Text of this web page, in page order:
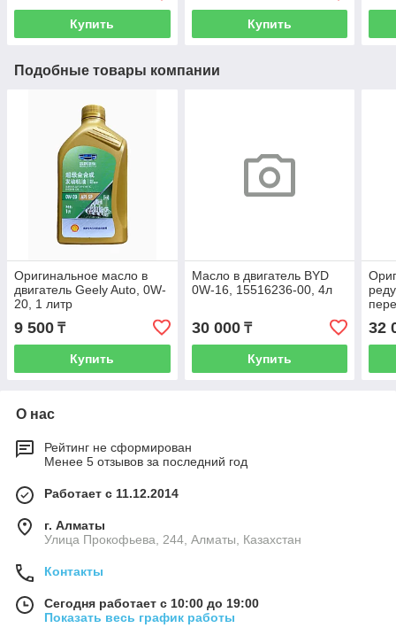
Купить Купить
Подобные товары компании
Оригинальное масло в
двигатель Geely Auto, 0W-
20, 1 литр
9 500 ₸
Купить
Масло в двигатель BYD
0W-16, 15516236-00, 4л
30 000₸
Купить
32
О нас
Рейтинг не сформирован
Менее 5 отзывов за последний год
Работает с 11.12.2014
г. Алматы
​Улица Прокофьева, 244, Алматы, Казахстан
Контакты
Сегодня работает с 10:00 до 19:00
Показать весь график работы